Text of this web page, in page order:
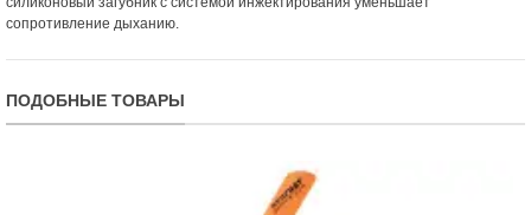
сопротивление дыханию.
ПОДОБНЫЕ ТОВАРЫ